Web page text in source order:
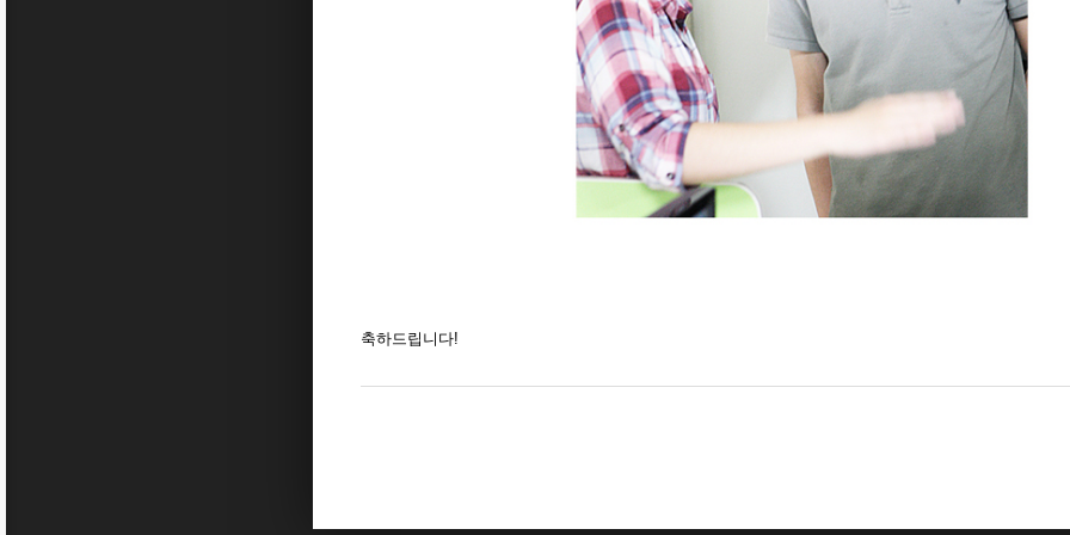
축하드립니다!